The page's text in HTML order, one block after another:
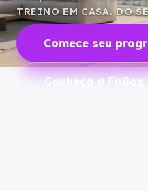
TREINO EM CASA. DO
Comece seu
Conheça a FitBox